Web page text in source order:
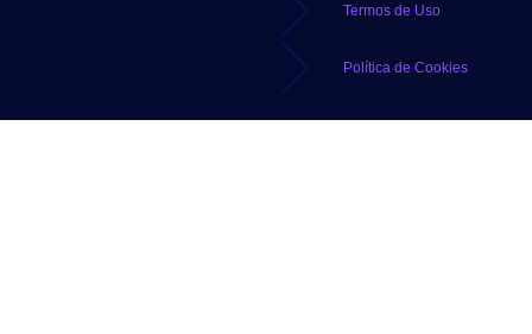
Termos de Uso
Política de Cookies